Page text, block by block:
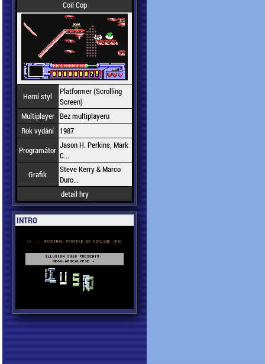
Coil Cop
Herní styl
Platformer (Scrolling
Screen)
Multiplayer Bez multiplayeru
Rok vydání
1987
Programátor Jason H. Perkins, Mark
C...
Grafik
Steve Kerry & Marco
Duro...
detail hry
INTRO